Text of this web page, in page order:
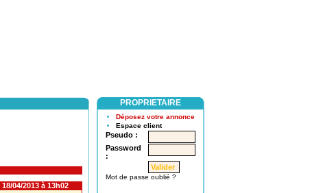
18/04/2013 à 13h02
PROPRIETAIRE
Déposez votre annonce
Espace client
Pseudo :
Password
:
Mot de passe oublié ?